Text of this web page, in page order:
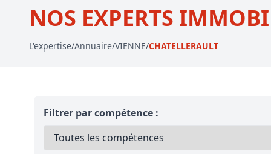
Formation expertise immobilière /
Expertise local commercial
Mise en copropriété
Expertise terrains agricoles,
NOS EXPERTS
L'expertise/Annuaire/VIENNE/CHATELLERAULT
Filtrer par compétence :